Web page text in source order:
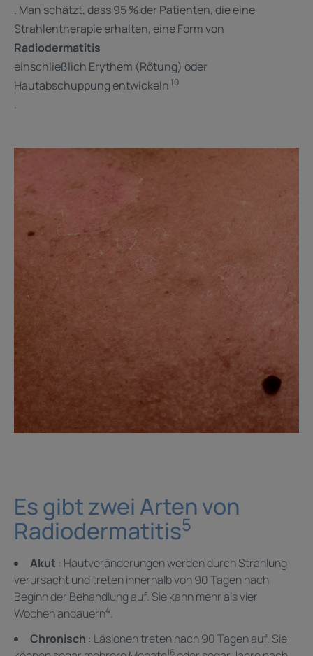
. Man schätzt, dass 95 % der Patienten, die eine
Strahlentherapie erhalten, eine Form von
Radiodermatitis
einschließlich Erythem (Rötung) oder
Hautabschuppung entwickeln 10
.
Es gibt zwei Arten von
Radiodermatitis5
Akut : Hautveränderungen werden durch Strahlung
verursacht und treten innerhalb von 90 Tagen nach
Beginn der Behandlung auf. Sie kann mehr als vier
Wochen andauern4.
Chronisch : Läsionen treten nach 90 Tagen auf. Sie
16